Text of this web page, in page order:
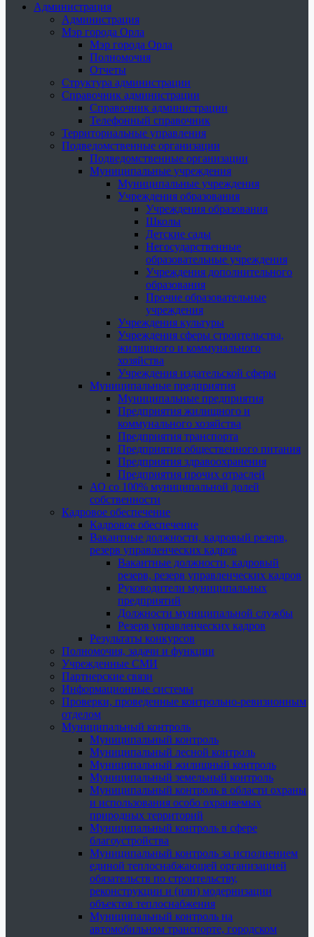
Администрация
Администрация
Мэр города Орла
Мэр города Орла
Полномочия
Отчеты
Структура администрации
Справочник администрации
Справочник администрации
Телефонный справочник
Территориальные управления
Подведомственные организации
Подведомственные организации
Муниципальные учреждения
Муниципальные учреждения
Учреждения образования
Учреждения образования
Школы
Детские сады
Негосударственные
образовательные учреждения
Учреждения дополнительного
образования
Прочие образовательные
учреждения
Учреждения культуры
Учреждения сферы строительства,
жилищного и коммунального
хозяйства
Учреждения издательской сферы
Муниципальные предприятия
Муниципальные предприятия
Предприятия жилищного и
коммунального хозяйства
Предприятия транспорта
Предприятия общественного питания
Предприятия здравоохранения
Предприятия прочих отраслей
АО со 100% муниципальной долей
собственности
Кадровое обеспечение
Кадровое обеспечение
Вакантные должности, кадровый резерв,
резерв управленческих кадров
Вакантные должности, кадровый
резерв, резерв управленческих кадров
Руководители муниципальных
предприятий
Должности муниципальной службы
Резерв управленческих кадров
Результаты конкурсов
Полномочия, задачи и функции
Учрежденные СМИ
Партнерские связи
Информационные системы
Проверки, проведенные контрольно-ревизионным
отделом
Муниципальный контроль
Муниципальный контроль
Муниципальный лесной контроль
Муниципальный жилищный контроль
Муниципальный земельный контроль
Муниципальный контроль в области охраны
и использования особо охраняемых
природных территорий
Муниципальный контроль в сфере
благоустройства
Муниципальный контроль за исполнением
единой теплоснабжающей организацией
обязательств по строительству,
реконструкции и (или) модернизации
объектов теплоснабжения
Муниципальный контроль на
автомобильном транспорте, городском